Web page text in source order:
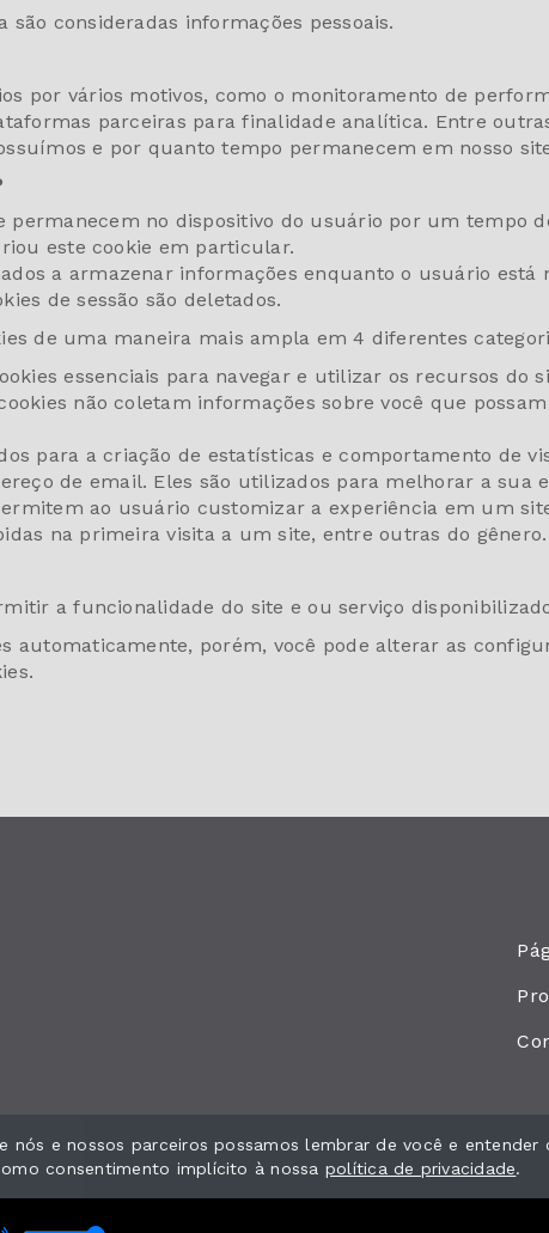
consideradas informações pessoais.
por vários motivos, como o monitoramento de
parceiras para finalidade analítica. Entre
e por quanto tempo permanecem em nosso
permanecem no dispositivo do usuário por um tempo
este cookie em particular.
a armazenar informações enquanto o usuário está
de sessão são deletados.
de uma maneira mais ampla em 4 diferentes
essenciais para navegar e utilizar os recursos do
não coletam informações sobre você que
para a criação de estatísticas e comportamento de
de email. Eles são utilizados para melhorar a sua
ao usuário customizar a experiência em um
na primeira visita a um site, entre outras do gênero.
a funcionalidade do site e ou serviço
automaticamente, porém, você pode alterar as
nós e nossos parceiros possamos lembrar de você e entender
consentimento implícito à nossa política de privacidade.